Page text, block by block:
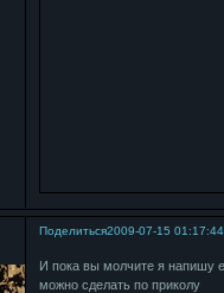
Поделиться2009-07-15 01:17:44
И пока вы молчите я напишу
можно сделать по приколу